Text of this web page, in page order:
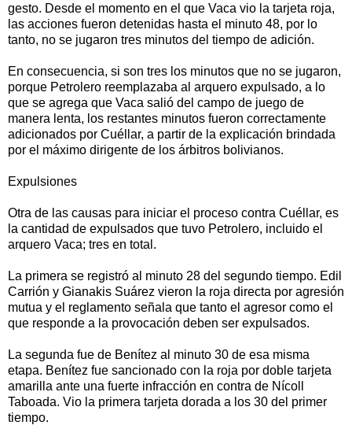
gesto. Desde el momento en el que Vaca vio la tarjeta roja,
las acciones fueron detenidas hasta el minuto 48, por lo
tanto, no se jugaron tres minutos del tiempo de adición.
En consecuencia, si son tres los minutos que no se jugaron,
porque Petrolero reemplazaba al arquero expulsado, a lo
que se agrega que Vaca salió del campo de juego de
manera lenta, los restantes minutos fueron correctamente
adicionados por Cuéllar, a partir de la explicación brindada
por el máximo dirigente de los árbitros bolivianos.
Expulsiones
Otra de las causas para iniciar el proceso contra Cuéllar, es
la cantidad de expulsados que tuvo Petrolero, incluido el
arquero Vaca; tres en total.
La primera se registró al minuto 28 del segundo tiempo. Edil
Carrión y Gianakis Suárez vieron la roja directa por agresión
mutua y el reglamento señala que tanto el agresor como el
que responde a la provocación deben ser expulsados.
La segunda fue de Benítez al minuto 30 de esa misma
etapa. Benítez fue sancionado con la roja por doble tarjeta
amarilla ante una fuerte infracción en contra de Nícoll
Taboada. Vio la primera tarjeta dorada a los 30 del primer
tiempo.